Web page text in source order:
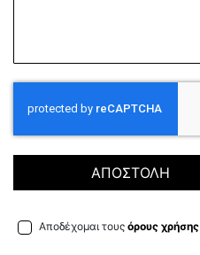
ΑΠΟΣΤΟΛΗ
Αποδέχομαι τους όρους χρήσης